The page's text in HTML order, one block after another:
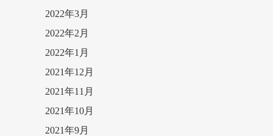
2022年3月
2022年2月
2022年1月
2021年12月
2021年11月
2021年10月
2021年9月